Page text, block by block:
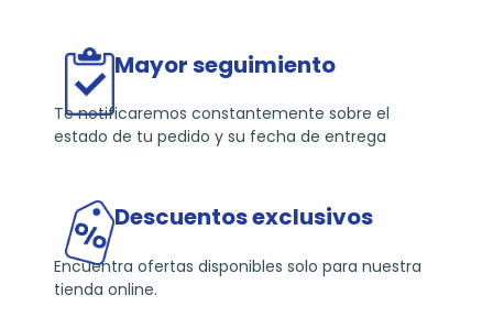
Mayor seguimiento
Te notificaremos constantemente sobre el
estado de tu pedido y su fecha de entrega
Descuentos exclusivos
Encuentra ofertas disponibles solo para nuestra
tienda online.